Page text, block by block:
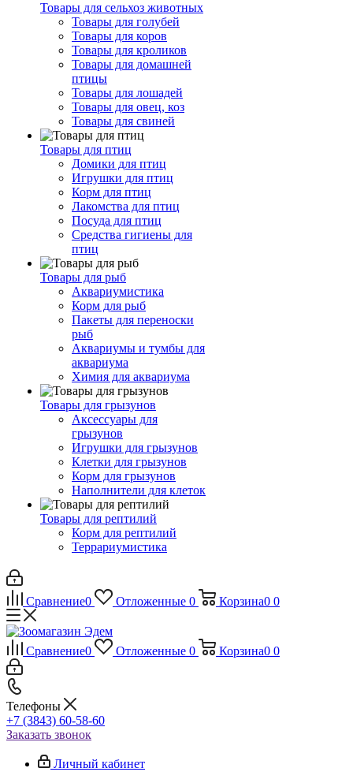
Товары для сельхоз животных
Товары для голубей
Товары для коров
Товары для кроликов
Товары для домашней
птицы
Товары для лошадей
Товары для овец, коз
Товары для свиней
Товары для птиц
Домики для птиц
Игрушки для птиц
Корм для птиц
Лакомства для птиц
Посуда для птиц
Средства гигиены для
птиц
Товары для рыб
Аквариумистика
Корм для рыб
Пакеты для переноски
рыб
Аквариумы и тумбы для
аквариума
Химия для аквариума
Товары для грызунов
Аксессуары для
грызунов
Игрушки для грызунов
Клетки для грызунов
Корм для грызунов
Наполнители для клеток
Товары для рептилий
Корм для рептилий
Террариумистика
Сравнение0 Отложенные 0 Корзина0 0
Сравнение0 Отложенные 0 Корзина0 0
Телефоны
+7 (3843) 60-58-60
Заказать звонок
Личный кабинет